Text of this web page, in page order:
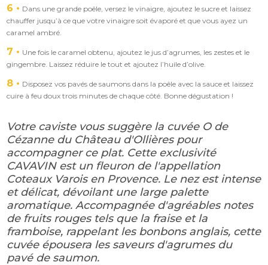
6
Dans une grande poêle, versez le vinaigre, ajoutez le sucre et laissez
chauffer jusqu’à ce que votre vinaigre soit évaporé et que vous ayez un
caramel ambré.
7
Une fois le caramel obtenu, ajoutez le jus d’agrumes, les zestes et le
gingembre. Laissez réduire le tout et ajoutez l’huile d’olive.
8
Disposez vos pavés de saumons dans la poêle avec la sauce et laissez
cuire à feu doux trois minutes de chaque côté. Bonne dégustation !
Votre caviste vous suggère la cuvée O de
Cézanne du Château d'Ollières pour
accompagner ce plat. Cette exclusivité
CAVAVIN est un fleuron de l'appellation
Coteaux Varois en Provence. Le nez est intense
et délicat, dévoilant une large palette
aromatique. Accompagnée d'agréables notes
de fruits rouges tels que la fraise et la
framboise, rappelant les bonbons anglais, cette
cuvée épousera les saveurs d'agrumes du
pavé de saumon.